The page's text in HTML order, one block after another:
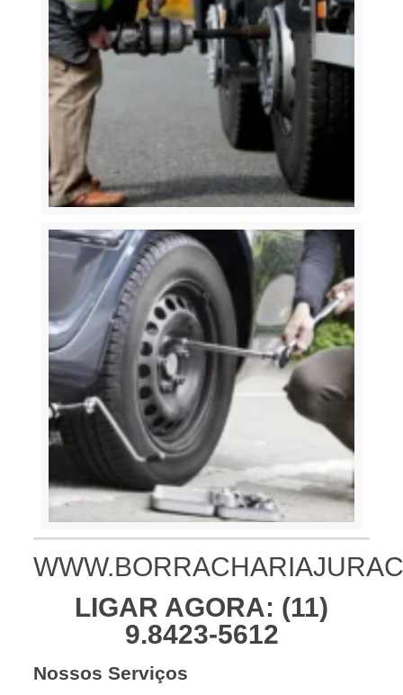
LIGAR AGORA: (11)
9.8423-5612
Nossos Serviços